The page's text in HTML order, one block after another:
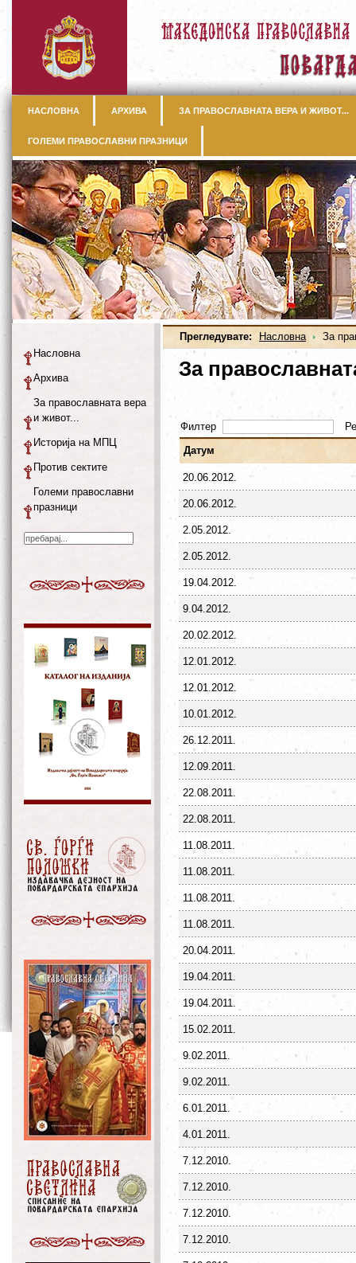
НАСЛОВНА АРХИВА ЗА ПРАВОСЛАВНАТА ВЕРА И ЖИВОТ...
ГОЛЕМИ ПРАВОСЛАВНИ ПРАЗНИЦИ
Прегледувате: Насловна За
За
Филтер
Датум
20.06.2012.
20.06.2012.
2.05.2012.
2.05.2012.
19.04.2012.
9.04.2012.
20.02.2012.
12.01.2012.
12.01.2012.
10.01.2012.
26.12.2011.
12.09.2011.
22.08.2011.
22.08.2011.
11.08.2011.
11.08.2011.
11.08.2011.
11.08.2011.
20.04.2011.
19.04.2011.
19.04.2011.
15.02.2011.
9.02.2011.
9.02.2011.
6.01.2011.
4.01.2011.
7.12.2010.
7.12.2010.
7.12.2010.
7.12.2010.
Насловна
Архива
За православната вера
и живот...
Историја на МПЦ
Против сектите
Големи православни
празници